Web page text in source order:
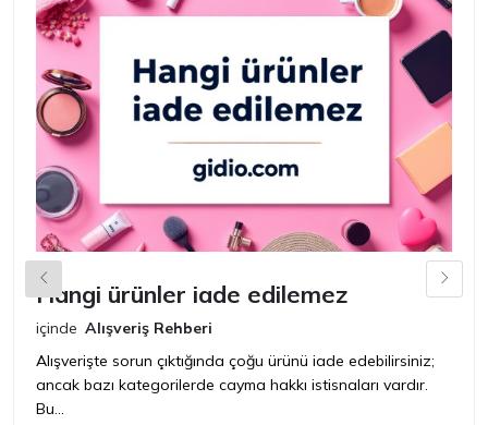
Hangi ürünler iade edilemez
içinde Alışveriş Rehberi
Alışverişte sorun çıktığında çoğu ürünü iade edebilirsiniz;
ancak bazı kategorilerde cayma hakkı istisnaları vardır.
Bu...